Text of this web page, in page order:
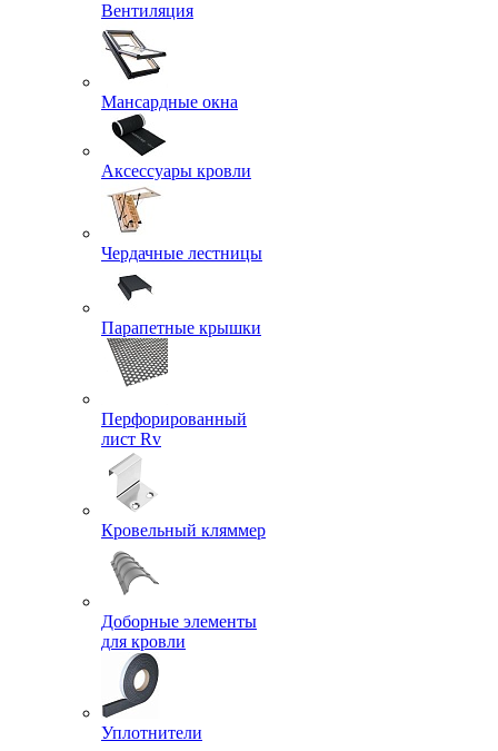
Вентиляция
Мансардные окна
Аксессуары кровли
Чердачные лестницы
Парапетные крышки
Перфорированный
лист Rv
Кровельный кляммер
Доборные элементы
для кровли
Уплотнители